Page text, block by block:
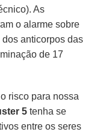
As
o alarme sobre
anticorpos das
de 17
risco para nossa
5 tenha se
entre os seres